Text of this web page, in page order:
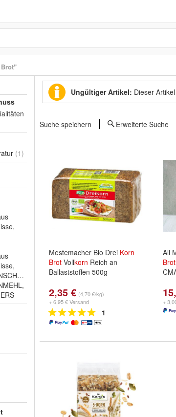
(1)
Ungültiger Artikel: Dieser
Suche speichern Erweiterte Suche
Mestemacher Bio Drei Korn
Brot Vollkorn Reich an
Ballaststoffen 500g
2,35 € (4,70 €/kg)
+ 6,95 € Versand
1
Ali
Brot
+